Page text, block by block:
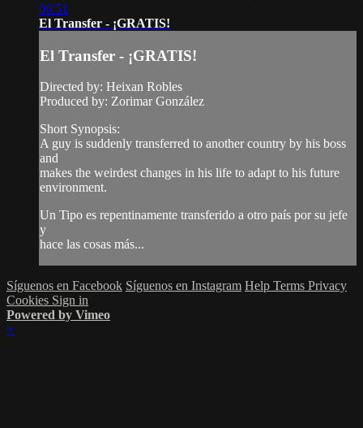
06:51
El Transfer - ¡GRATIS!
El Transfer - ¡GRATIS!
Directed by: Heixan Robles
Produced by: Zorimar González
Short Synopsis:
A guy is suddenly transferred to another country by his boss
and
makes the weirdest changes in his life to adapt to his future
environment.
Un Tipo es repentinamente transferido a otro país por su jefe
y
hace las cosas más...
Síguenos en Facebook Síguenos en Instagram Help Terms Privacy
Cookies Sign in
Powered by Vimeo
×